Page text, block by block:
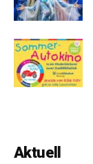
Aktuell